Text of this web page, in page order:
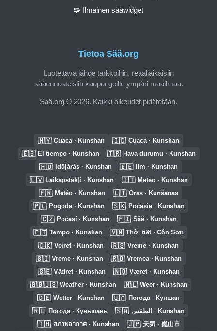
Tietoa Sää.org
Luotettava lähde tarkkoihin, reaaliaikaisiin
sääennusteisiin kaupungeille ympäri maailmaa.
Sää.org © 2026. Kaikki oikeudet pidätetään.
🧩 Ilmainen sääwidget
🇲🇾 Cuaca · Kunshan 🇮🇩 Cuaca · Kunshan
🇪🇸 El tiempo · Kunshan 🇹🇷 Hava durumu · Kunshan
🇭🇺 Időjárás · Kunshan 🇪🇪 Ilm · Kunshan
🇱🇻 Laikapstākļi · Kunshan 🇮🇹 Meteo · Kunshan
🇫🇷 Météo · Kunshan 🇱🇹 Oras · Kunšanas
🇵🇱 Pogoda · Kunshan 🇸🇰 Počasie · Kunshan
🇨🇿 Počasí · Kunshan 🇫🇮 Sää · Kunshan
🇵🇹 Tempo · Kunshan 🇻🇳 Thời tiết · Côn Sơn
🇩🇰 Vejret · Kunshan 🇷🇸 Vreme · Kunshan
🇸🇮 Vreme · Kunshan 🇷🇴 Vremea · Kunshan
🇸🇪 Vädret · Kunshan 🇳🇴 Været · Kunshan
🇬🇧🇺🇸 Weather · Kunshan 🇳🇱 Weer · Kunshan
🇩🇪 Wetter · Kunshan 🇺🇦 Погода · Куншан
🇷🇺 Погода · Куньшань 🇸🇦 الطقس · Kunshan
🇹🇭 สภาพอากาศ · Kunshan 🇯🇵 天気 · 崑山市